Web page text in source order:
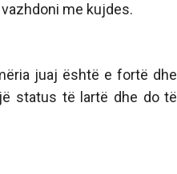
me kujdes.
juaj është e fortë dhe
status të lartë dhe do të